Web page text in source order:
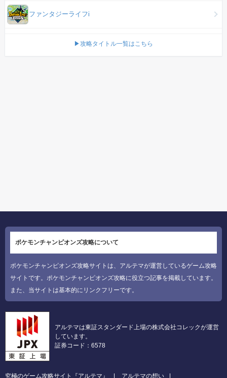
ファンタジーライフi
▶攻略タイトル一覧はこちら
ポケモンチャンピオンズ攻略について
ポケモンチャンピオンズ攻略サイトは、アルテマが運営しているゲーム攻略
サイトです。ポケモンチャンピオンズ攻略に役立つ記事を掲載しています。
また、当サイトは基本的にリンクフリーです。
アルテマは東証スタンダード上場の株式会社コレックが運営
しています。
証券コード：6578
究極のゲーム攻略サイト『アルテマ』 アルテマの想い